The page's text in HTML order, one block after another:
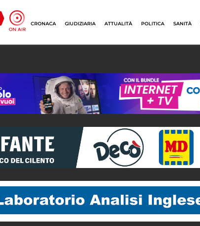
CRONACA GIUDIZIARIA ATTUALITÀ POLITICA SANITÀ